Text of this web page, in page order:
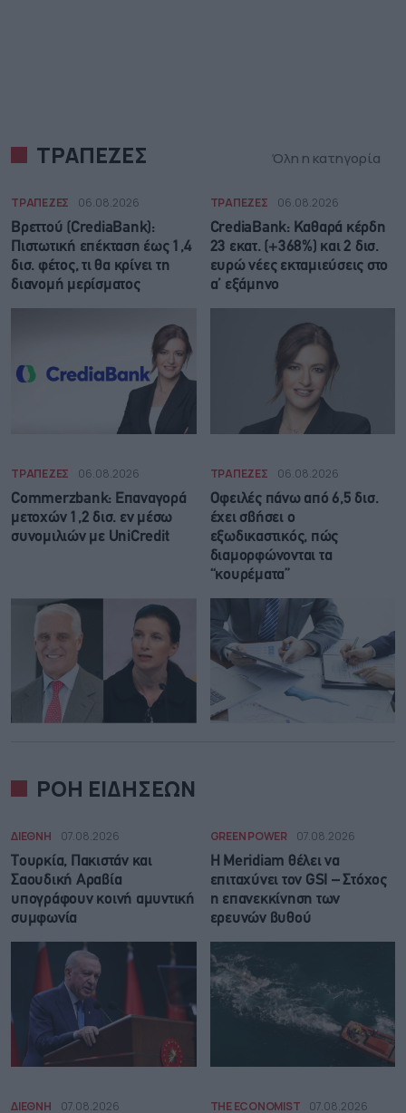
ΤΡΑΠΕΖΕΣ Όλη η κατηγορία
ΤΡΑΠΕΖΕΣ 06.08.2026
Βρεττού (CrediaBank):
Πιστωτική επέκταση έως 1,4
δισ. φέτος, τι θα κρίνει τη
διανομή μερίσματος
ΤΡΑΠΕΖΕΣ 06.08.2026
CrediaBank: Καθαρά κέρδη
23 εκατ. (+368%) και 2 δισ.
ευρώ νέες εκταμιεύσεις στο
α’ εξάμηνο
ΤΡΑΠΕΖΕΣ 06.08.2026
Commerzbank: Επαναγορά
μετοχών 1,2 δισ. εν μέσω
συνομιλιών με UniCredit
ΤΡΑΠΕΖΕΣ 06.08.2026
Οφειλές πάνω από 6,5 δισ.
έχει σβήσει ο
εξωδικαστικός, πώς
διαμορφώνονται τα
“κουρέματα”
ΡΟΗ ΕΙΔΗΣΕΩΝ
ΔΙΕΘΝΗ 07.08.2026
Τουρκία, Πακιστάν και
Σαουδική Αραβία
υπογράφουν κοινή αμυντική
συμφωνία
GREEN POWER 07.08.2026
Η Meridiam θέλει να
επιταχύνει τον GSI – Στόχος
η επανεκκίνηση των
ερευνών βυθού
ΔΙΕΘΝΗ 07.08.2026 THE ECONOMIST 07.08.2026